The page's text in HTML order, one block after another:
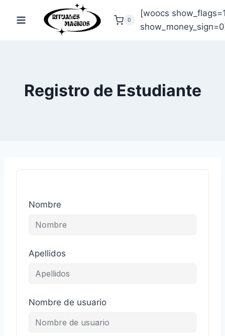
0
[woocs
Registro de Estudiante
Nombre
Apellidos
Nombre de usuario